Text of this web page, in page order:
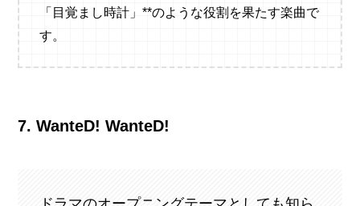
「目覚まし時計」**のような役割を果たす楽曲で
す。
7. WanteD! WanteD!